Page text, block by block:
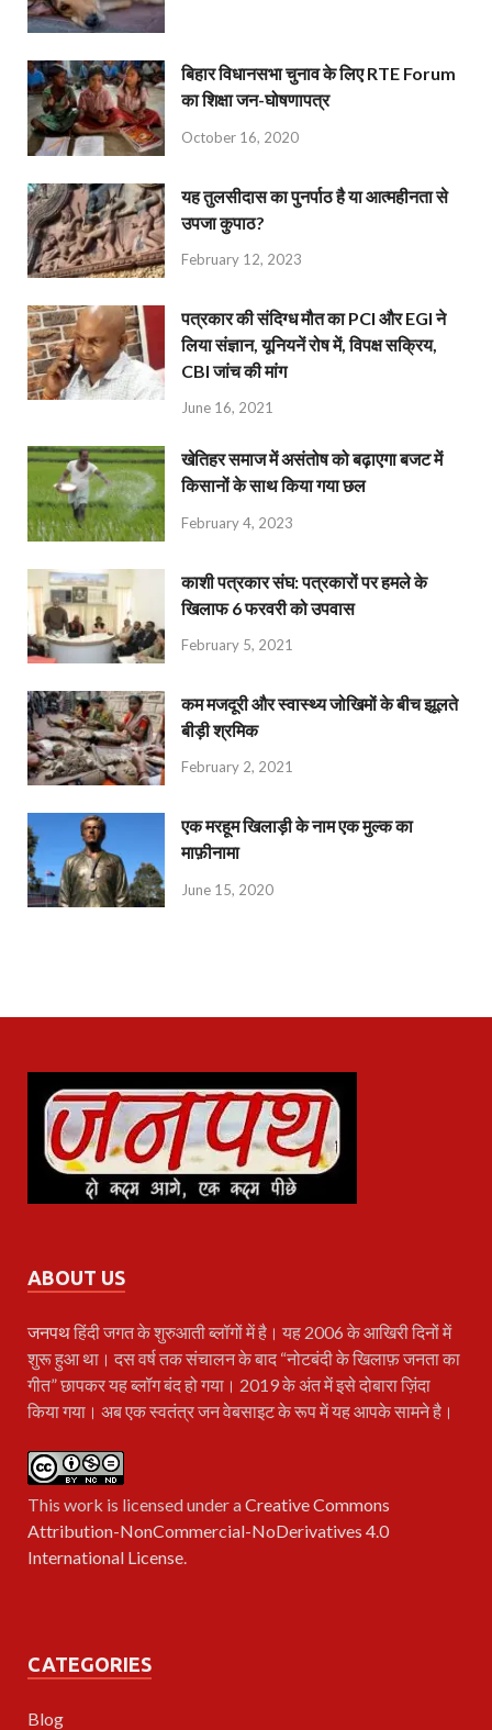
बिहार विधानसभा चुनाव के लिए RTE Forum
का शिक्षा जन-घोषणापत्र
October 16, 2020
यह तुलसीदास का पुनर्पाठ है या आत्महीनता से
उपजा कुपाठ?
February 12, 2023
पत्रकार की संदिग्ध मौत का PCI और EGI ने
लिया संज्ञान, यूनियनें रोष में, विपक्ष सक्रिय,
CBI जांच की मांग
June 16, 2021
खेतिहर समाज में असंतोष को बढ़ाएगा बजट में
किसानों के साथ किया गया छल
February 4, 2023
काशी पत्रकार संघ: पत्रकारों पर हमले के
खिलाफ 6 फरवरी को उपवास
February 5, 2021
कम मजदूरी और स्वास्थ्य जोखिमों के बीच झूलते
बीड़ी श्रमिक
February 2, 2021
एक मरहूम खिलाड़ी के नाम एक मुल्क का
माफ़ीनामा
June 15, 2020
ABOUT US
जनपथहिंदी जगत के शुरुआती ब्लॉगों में है। यह 2006 के आखिरी दिनों में
शुरू हुआ था। दस वर्ष तक संचालन के बाद “नोटबंदी के खिलाफ़ जनता का
गीत” छापकर यह ब्लॉग बंद हो गया। 2019 के अंत में इसे दोबारा ज़िंदा
किया गया। अब एक स्वतंत्र जन वेबसाइट के रूप में यह आपके सामने है।
This work is licensed under aCreative Commons
Attribution-NonCommercial-NoDerivatives 4.0
International License.
CATEGORIES
Blog